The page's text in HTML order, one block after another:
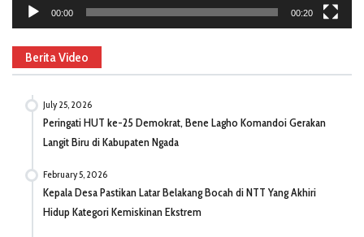
00:00 00:20
Berita Video
July 25, 2026
Peringati HUT ke-25 Demokrat, Bene Lagho Komandoi Gerakan
Langit Biru di Kabupaten Ngada
February 5, 2026
Kepala Desa Pastikan Latar Belakang Bocah di NTT Yang Akhiri
Hidup Kategori Kemiskinan Ekstrem